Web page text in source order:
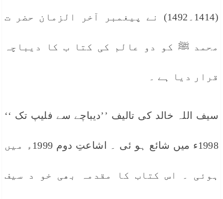
(1414۔1492) نے پیغمبر آخر الزمان حضر ت
محمد ﷺ کو دو عالم کی کتا ب کا دیباچہ
قرار دیا ہے ۔
سیف اللہ خالد کی تالیف ’’دیباچے سے فلیپ تک ‘‘
1998ء میں شائع ہو ئی ۔ اشاعتِ دوم 1999ء میں
ہوئی ۔ اس کتاب کا مقدمہ بھی خو د سیف